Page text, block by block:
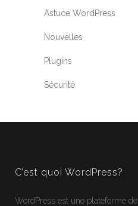
Astuce WordPress
Nouvelles
Plugins
Sécurité
C’est quoi WordPress?
WordPress est une plateforme